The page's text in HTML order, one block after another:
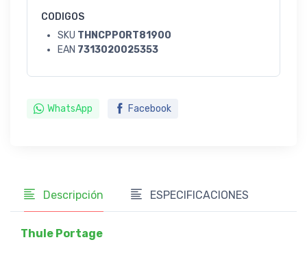
CODIGOS
SKU THNCPPORT81900
EAN 7313020025353
WhatsApp Facebook
Descripción ESPECIFICACIONES
Thule Portage